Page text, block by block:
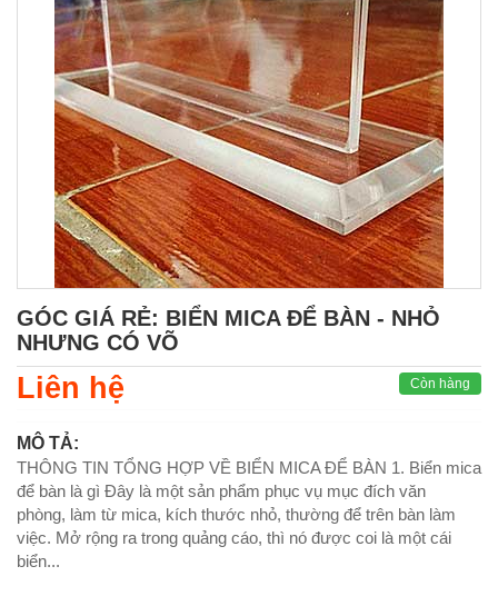
GÓC GIÁ RẺ: BIỂN MICA ĐỂ BÀN - NHỎ
NHƯNG CÓ VÕ
Liên hệ Còn hàng
MÔ TẢ:
THÔNG TIN TỔNG HỢP VỀ BIỂN MICA ĐỂ BÀN 1. Biển mica
để bàn là gì Đây là một sản phẩm phục vụ mục đích văn
phòng, làm từ mica, kích thước nhỏ, thường để trên bàn làm
việc. Mở rộng ra trong quảng cáo, thì nó được coi là một cái
biển...